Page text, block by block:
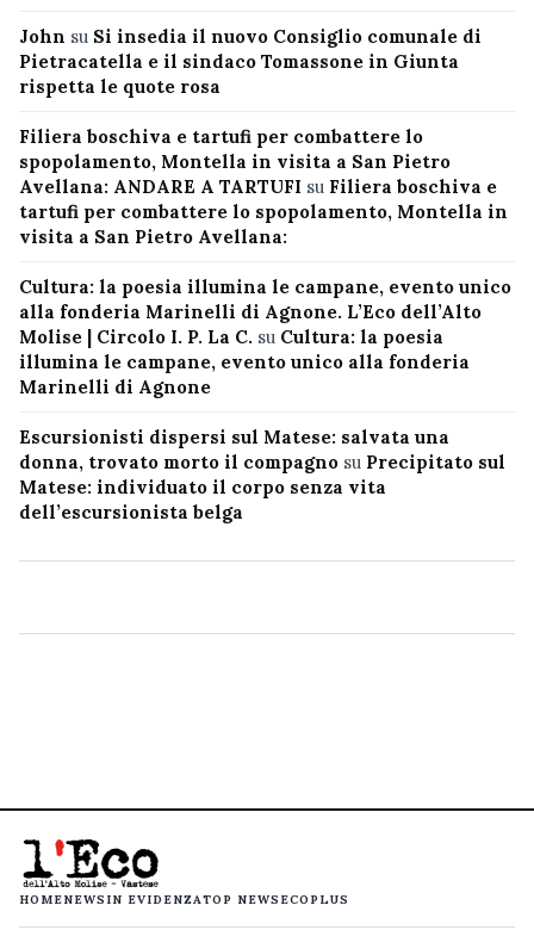
John su Si insedia il nuovo Consiglio comunale di
Pietracatella e il sindaco Tomassone in Giunta
rispetta le quote rosa
Filiera boschiva e tartufi per combattere lo
spopolamento, Montella in visita a San Pietro
Avellana: ANDARE A TARTUFI su Filiera boschiva e
tartufi per combattere lo spopolamento, Montella in
visita a San Pietro Avellana:
Cultura: la poesia illumina le campane, evento unico
alla fonderia Marinelli di Agnone. L’Eco dell’Alto
Molise | Circolo I. P. La C. su Cultura: la poesia
illumina le campane, evento unico alla fonderia
Marinelli di Agnone
Escursionisti dispersi sul Matese: salvata una
donna, trovato morto il compagno su Precipitato sul
Matese: individuato il corpo senza vita
dell’escursionista belga
HOMENEWS IN EVIDENZATOP NEWS ECOPLUS